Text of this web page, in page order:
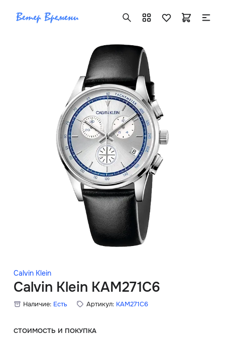
Calvin Klein
Calvin Klein KAM271C6
Наличие: Есть Артикул: KAM271C6
СТОИМОСТЬ И ПОКУПКА
+7 ( 705 ) 181-42-50
info@vetervremeni.kz
Авторизация
Каталог
Мужские часы
Женские часы
Скидки
Главная
О нас